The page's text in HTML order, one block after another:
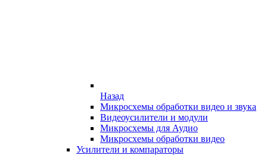
Назад
Микросхемы обработки видео и звука
Видеоусилители и модули
Микросхемы для Аудио
Микросхемы обработки видео
Усилители и компараторы